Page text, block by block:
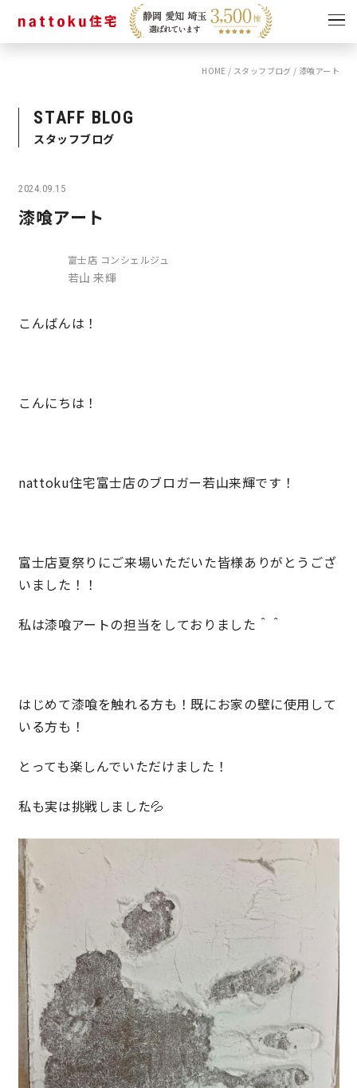
キャンペーン
ショールーム
スタッフブログ
営業時間／10:00～20:00 定休日／年末年始
来店・見学予約
OWNER’S SITE オーナーズサイト
nattokuグループコーポレートサイト
nattoku住宅 10のこだわり
家具まで標準仕様の空間コーディネート
身体に優しい自然素材の家
耐震等級3 & 許容応力度計算 全棟標準
徹底したコストダウンの追求
頑丈で長持ちの外壁
2030年の省エネ基準住宅
100年点検住宅
HOME / スタッフブログ / 漆喰アート
STAFF BLOG
スタッフブログ
2024.09.15
漆喰アート
富士店 コンシェルジュ
若山 来輝
こんばんは！
こんにちは！
nattoku住宅富士店のブロガー若山来輝です！
富士店夏祭りにご来場いただいた皆様ありがとうござ
いました！！
私は漆喰アートの担当をしておりました＾＾
はじめて漆喰を触れる方も！既にお家の壁に使用して
いる方も！
とっても楽しんでいただけました！
私も実は挑戦しました💦